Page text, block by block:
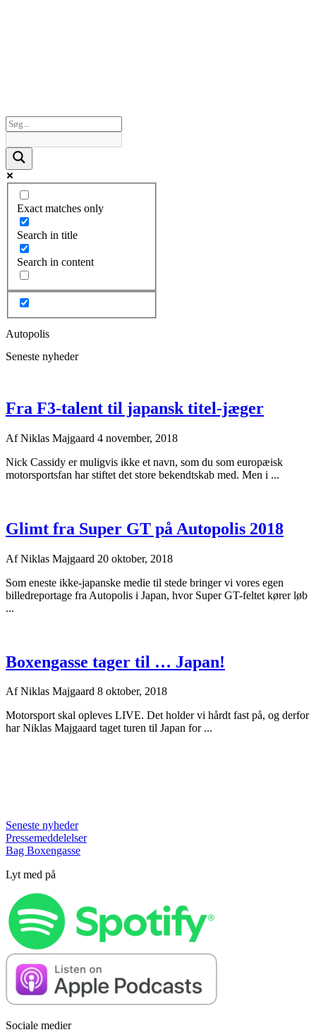
Exact matches only
Search in title
Search in content
Autopolis
Seneste nyheder
Fra F3-talent til japansk titel-jæger
AfNiklas Majgaard 4 november, 2018
Nick Cassidy er muligvis ikke et navn, som du som europæisk
motorsportsfan har stiftet det store bekendtskab med. Men i ...
Glimt fra Super GT på Autopolis 2018
AfNiklas Majgaard 20 oktober, 2018
Som eneste ikke-japanske medie til stede bringer vi vores egen
billedreportage fra Autopolis i Japan, hvor Super GT-feltet kører løb
...
Boxengasse tager til … Japan!
AfNiklas Majgaard 8 oktober, 2018
Motorsport skal opleves LIVE. Det holder vi hårdt fast på, og derfor
har Niklas Majgaard taget turen til Japan for ...
Seneste nyheder
Pressemeddelelser
Bag Boxengasse
Lyt med på
Sociale medier